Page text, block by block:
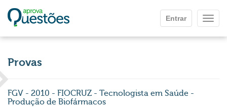
Entrar
Provas
FGV - 2010 - FIOCRUZ - Tecnologista em Saúde -
Produção de Biofármacos